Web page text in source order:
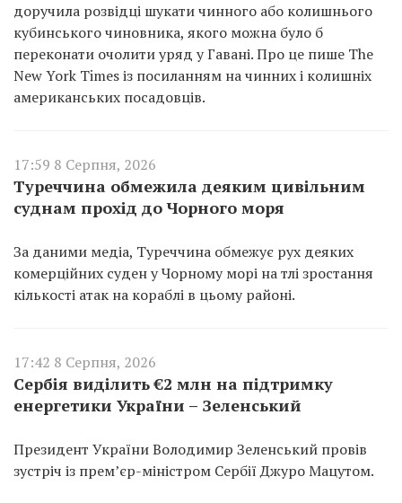
доручила розвідці шукати чинного або колишнього
кубинського чиновника, якого можна було б
переконати очолити уряд у Гавані. Про це пише The
New York Times із посиланням на чинних і колишніх
американських посадовців.
17:59 8 Серпня, 2026
Туреччина обмежила деяким цивільним
суднам прохід до Чорного моря
За даними медіа, Туреччина обмежує рух деяких
комерційних суден у Чорному морі на тлі зростання
кількості атак на кораблі в цьому районі.
17:42 8 Серпня, 2026
Сербія виділить €2 млн на підтримку
енергетики України – Зеленський
Президент України Володимир Зеленський провів
зустріч із прем’єр-міністром Сербії Джуро Мацутом.